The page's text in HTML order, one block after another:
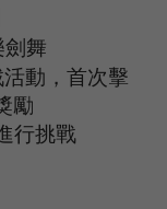
劍舞
動，首次擊
勵
行挑戰